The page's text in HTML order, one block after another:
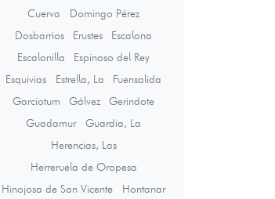
Cuerva
Domingo Pérez
Dosbarrios
Erustes
Escalona
Escalonilla
Espinoso del Rey
Esquivias
Estrella, La
Fuensalida
Garciotum
Gálvez
Gerindote
Guadamur
Guardia, La
Herencias, Las
Herreruela de Oropesa
Hinojosa de San Vicente
Hontanar